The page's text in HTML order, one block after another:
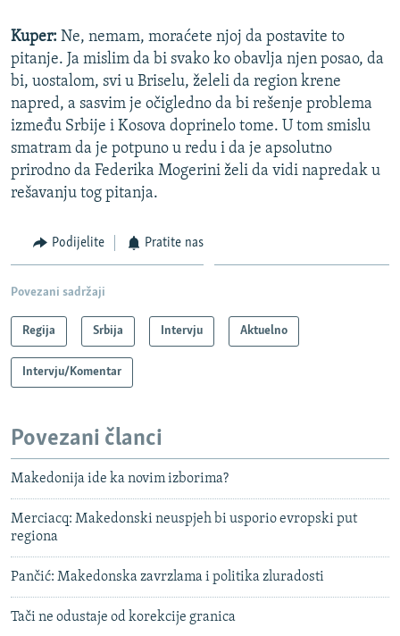
Kuper: Ne, nemam, moraćete njoj da postavite to
pitanje. Ja mislim da bi svako ko obavlja njen posao, da
bi, uostalom, svi u Briselu, želeli da region krene
napred, a sasvim je očigledno da bi rešenje problema
između Srbije i Kosova doprinelo tome. U tom smislu
smatram da je potpuno u redu i da je apsolutno
prirodno da Federika Mogerini želi da vidi napredak u
rešavanju tog pitanja.
Podijelite Pratite nas
Povezani sadržaji
Regija Srbija Intervju Aktuelno
Intervju/Komentar
Povezani članci
Makedonija ide ka novim izborima?
Merciacq: Makedonski neuspjeh bi usporio evropski put
regiona
Pančić: Makedonska zavrzlama i politika zluradosti
Tači ne odustaje od korekcije granica